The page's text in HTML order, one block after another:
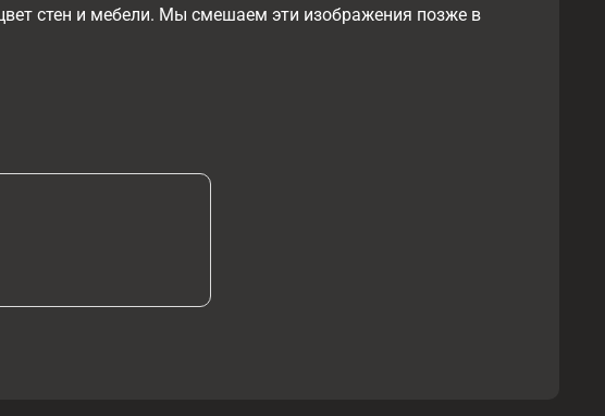
стен и мебели. Мы смешаем эти изображения позже в